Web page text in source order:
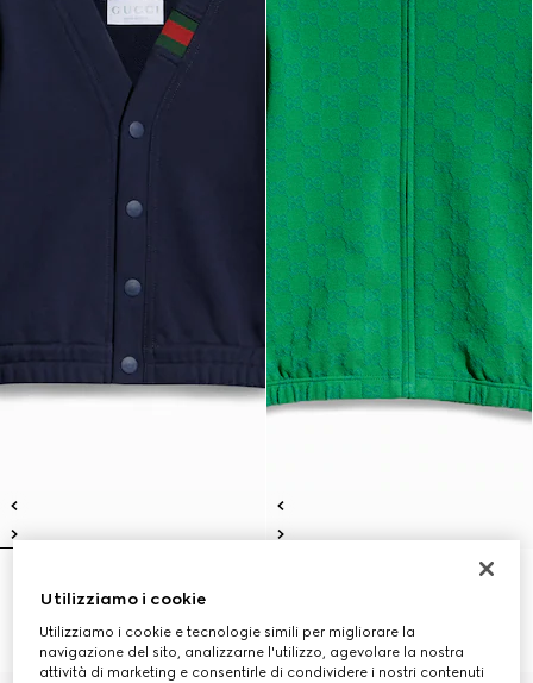
CHF 480
CHF 480
Utilizziamo i cookie
Utilizziamo i cookie e tecnologie simili per migliorare la
navigazione del sito, analizzarne l'utilizzo, agevolare la nostra
attività di marketing e consentirle di condividere i nostri contenuti